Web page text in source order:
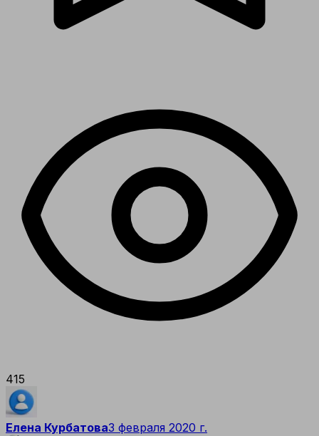
415
Елена Курбатова3 февраля 2020 г.